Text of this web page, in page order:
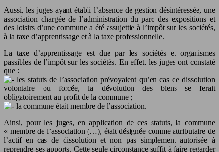
Aussi, les juges ayant établi l’absence de gestion désintéressée, une
association chargée de l’administration du parc des expositions et
des loisirs d’une commune a été assujettie à l’impôt sur les sociétés,
à la taxe d’apprentissage et à la taxe professionnelle.
La taxe d’apprentissage est due par les sociétés et organismes
passibles de l’impôt sur les sociétés. En effet, les juges ont constaté
que :
les statuts de l’association prévoyaient qu’en cas de dissolution
volontaire ou forcée, la dévolution des biens se ferait
obligatoirement au profit de la commune ;
la commune était membre de l’association.
Ainsi, pour les juges, en application de ces statuts, la commune
« membre de l’association (…), était désignée comme attributaire de
l’actif en cas de dissolution et non pas simplement autorisée à
reprendre ses apports. Cette seule circonstance suffit à faire regarder